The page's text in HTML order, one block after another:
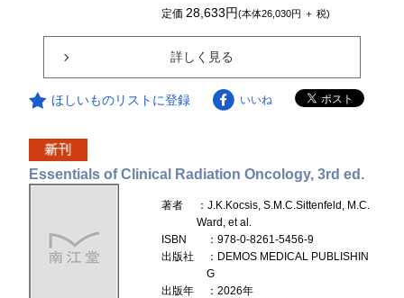
定価 28,633円(本体26,030円 ＋ 税)
詳しく見る
ほしいものリストに登録 いいね
Essentials of Clinical Radiation Oncology, 3rd ed.
著者
：J.K.Kocsis, S.M.C.Sittenfeld, M.C.
Ward, et al.
ISBN
：978-0-8261-5456-9
出版社
：DEMOS MEDICAL PUBLISHIN
G
出版年
：2026年